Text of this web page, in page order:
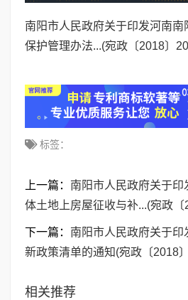
南阳市人民政府关于印发河南南
保护管理办法...(宛政〔2018〕
标签：
上一篇： 南阳市人民政府关于
体土地上房屋征收与补...(宛政
下一篇： 南阳市人民政府关于印
新政策清单的通知(宛政〔2018
相关推荐